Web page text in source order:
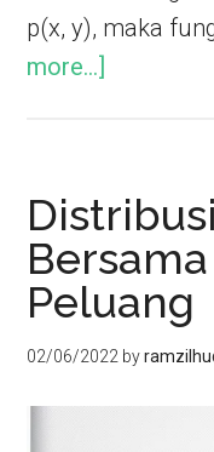
p(x, y), maka
more...]
Peluang
02/06/2022 by